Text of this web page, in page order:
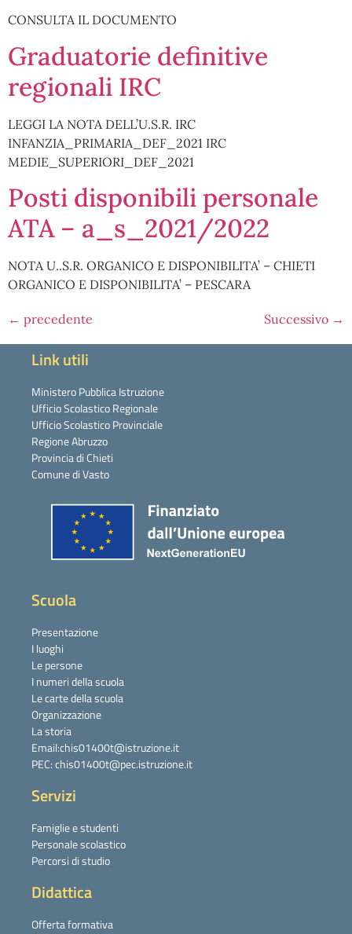
CONSULTA IL DOCUMENTO
Graduatorie definitive
regionali IRC
LEGGI LA NOTA DELL’U.S.R. IRC
INFANZIA_PRIMARIA_DEF_2021 IRC
MEDIE_SUPERIORI_DEF_2021
Posti disponibili personale
ATA – a_s_2021/2022
NOTA U..S.R. ORGANICO E DISPONIBILITA’ – CHIETI
ORGANICO E DISPONIBILITA’ – PESCARA
← precedente Successivo →
Link utili
Ministero Pubblica Istruzione
Ufficio Scolastico Regionale
Ufficio Scolastico Provinciale
Regione Abruzzo
Provincia di Chieti
Comune di Vasto
Scuola
Presentazione
I luoghi
Le persone
I numeri della scuola
Le carte della scuola
Organizzazione
La storia
Email:chis01400t@istruzione.it
PEC: chis01400t@pec.istruzione.it
Servizi
Famiglie e studenti
Personale scolastico
Percorsi di studio
Didattica
Offerta formativa